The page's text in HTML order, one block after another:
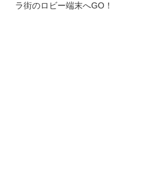
ラ街のロビー端末へGO！